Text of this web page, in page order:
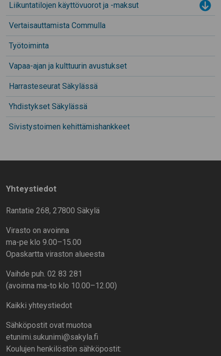
Liikuntatilojen käyttövuorot ja -maksut
Vertaisauttamista Commulla
Työtoiminta
Vapaa-ajan ja kulttuurin avustukset
Harrasteseurat Säkylässä
Yhdistykset Säkylässä
Sivistystoimen kehittämishankkeet
Yhteystiedot
Rantatie 268, 27800 Säkylä
Virasto on avoinna
ma-pe klo 9.00–15.00
Opaskartta viraston alueesta
Vaihde puh. 02 83 281
(avoinna ma-to klo 10.00–12.00)
Kaikki yhteystiedot
Sähköpostit ovat muotoa
etunimi.sukunimi@sakyla.fi
Koulujen henkilöstön sähköpostit: